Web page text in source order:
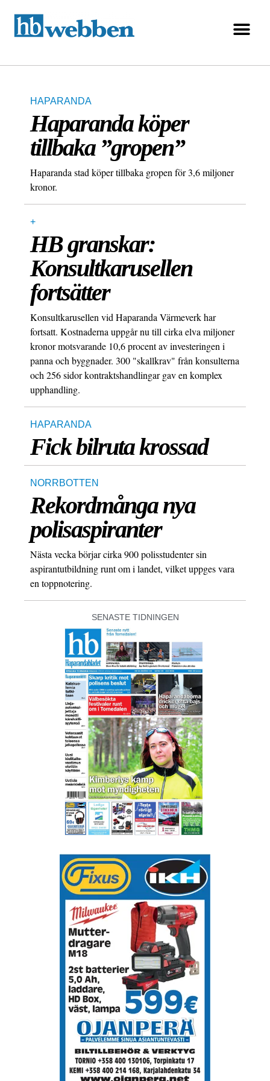
HAPARANDA
Haparanda köper
tillbaka ”gropen”
Haparanda stad köper tillbaka gropen för 3,6 miljoner
kronor.
+
HB granskar:
Konsultkarusellen
fortsätter
Konsultkarusellen vid Haparanda Värmeverk har
fortsatt. Kostnaderna uppgår nu till cirka elva miljoner
kronor motsvarande 10,6 procent av investeringen i
panna och byggnader. 300 "skallkrav" från konsulterna
och 256 sidor kontraktshandlingar gav en komplex
upphandling.
HAPARANDA
Fick bilruta krossad
NORRBOTTEN
Rekordmånga nya
polisaspiranter
Nästa vecka börjar cirka 900 polisstudenter sin
aspirantutbildning runt om i landet, vilket uppges vara
en toppnotering.
SENASTE TIDNINGEN